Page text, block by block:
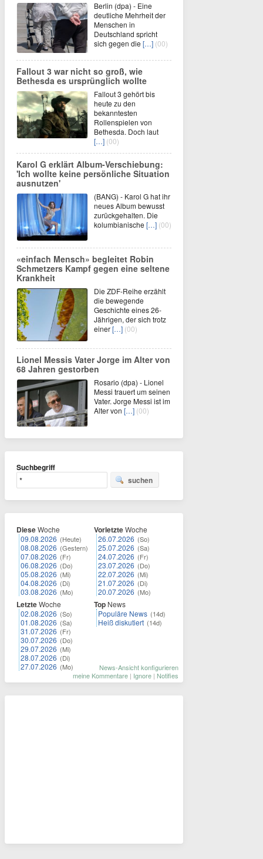
Berlin (dpa) - Eine
deutliche Mehrheit der
Menschen in
Deutschland spricht
sich gegen die […] (00)
Fallout 3 war nicht so groß, wie
Bethesda es ursprünglich wollte
Fallout 3 gehört bis
heute zu den
bekanntesten
Rollenspielen von
Bethesda. Doch laut
[…] (00)
Karol G erklärt Album-Verschiebung:
'Ich wollte keine persönliche Situation
ausnutzen'
(BANG) - Karol G hat ihr
neues Album bewusst
zurückgehalten. Die
kolumbianische […] (00)
«einfach Mensch» begleitet Robin
Schmetzers Kampf gegen eine seltene
Krankheit
Die ZDF-Reihe erzählt
die bewegende
Geschichte eines 26-
Jährigen, der sich trotz
einer[…] (00)
Lionel Messis Vater Jorge im Alter von
68 Jahren gestorben
Rosario (dpa) - Lionel
Messi trauert um seinen
Vater. Jorge Messi ist im
Alter von […] (00)
Suchbegriff
suchen
DieseWoche
09.08.2026 (Heute)
08.08.2026 (Gestern)
07.08.2026 (Fr)
06.08.2026 (Do)
05.08.2026 (Mi)
04.08.2026 (Di)
03.08.2026 (Mo)
LetzteWoche
02.08.2026 (So)
01.08.2026 (Sa)
31.07.2026 (Fr)
30.07.2026 (Do)
29.07.2026 (Mi)
28.07.2026 (Di)
27.07.2026 (Mo)
VorletzteWoche
26.07.2026 (So)
25.07.2026 (Sa)
24.07.2026 (Fr)
23.07.2026 (Do)
22.07.2026 (Mi)
21.07.2026 (Di)
20.07.2026 (Mo)
Top News
Populäre News (14d)
Heiß diskutiert (14d)
News-Ansicht konfigurieren
meine Kommentare | Ignore | Notifies